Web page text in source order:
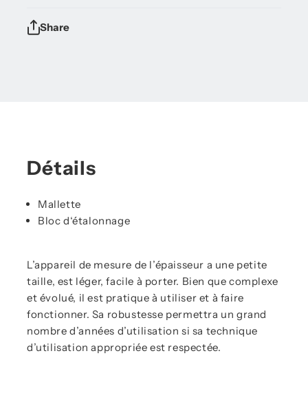
Share
Détails
Mallette
Bloc d‘étalonnage
L’appareil de mesure de l’épaisseur a une petite
taille, est léger, facile à porter. Bien que complexe
et évolué, il est pratique à utiliser et à faire
fonctionner. Sa robustesse permettra un grand
nombre d’années d’utilisation si sa technique
d’utilisation appropriée est respectée.